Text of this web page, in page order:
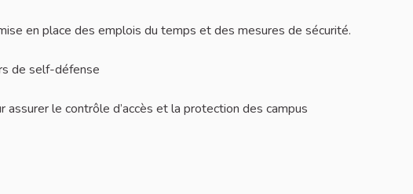
en place des emplois du temps et des mesures de sécurité.
de self-défense
le contrôle d’accès et la protection des campus